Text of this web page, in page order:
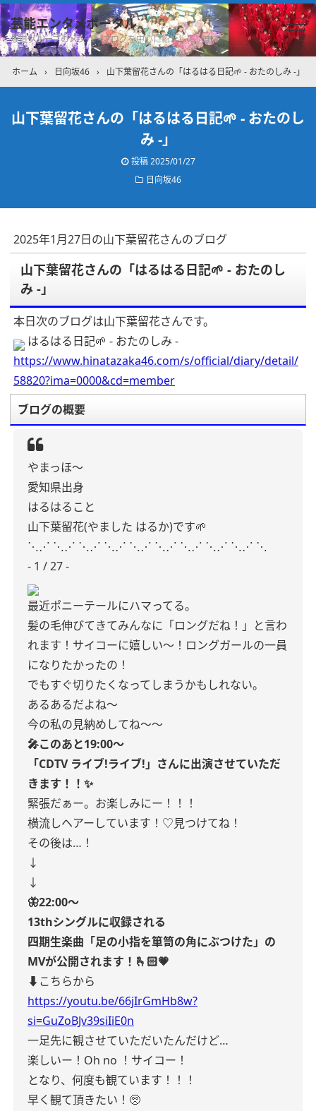
芸能エンタメポータル
坂道グループのメンバーブログを中心に紹介しています
ホーム › 日向坂46 › 山下葉留花さんの「はるはる日記🌱 - おたのしみ -」
山下葉留花さんの「はるはる日記🌱 - おたのし
み -」
投稿2025/01/27
日向坂46
2025年1月27日の山下葉留花さんのブログ
山下葉留花さんの「はるはる日記🌱 - おたのし
み -」
本日次のブログは山下葉留花さんです。
はるはる日記🌱 - おたのしみ -
https://www.hinatazaka46.com/s/official/diary/detail/
58820?ima=0000&cd=member
ブログの概要
やまっほ〜
愛知県出身
はるはること
山下葉留花(やました はるか)です🌱
⋱⋰ ⋱⋰ ⋱⋰ ⋱⋰ ⋱⋰ ⋱⋰ ⋱⋰ ⋱⋰ ⋱⋰ ⋱
- 1 / 27 -
最近ポニーテールにハマってる。
髪の毛伸びてきてみんなに「ロングだね！」と言わ
れます！サイコーに嬉しい〜！ロングガールの一員
になりたかったの！
でもすぐ切りたくなってしまうかもしれない。
あるあるだよね〜
今の私の見納めしてね〜〜
🎤このあと19:00〜
「CDTV ライブ!ライブ!」さんに出演させていただ
きます！！✨
緊張だぁー。お楽しみにー！！！
横流しヘアーしています！♡見つけてね！
その後は…！
↓
↓
🦋22:00〜
13thシングルに収録される
四期生楽曲「足の小指を箪笥の角にぶつけた」の
MVが公開されます！🫰🏻💗
⬇️こちらから
https://youtu.be/66jIrGmHb8w?
si=GuZoBJv39siIiE0n
一足先に観させていただいたんだけど…
楽しいー！Oh no ！サイコー！
となり、何度も観ています！！！
早く観て頂きたい！🥺